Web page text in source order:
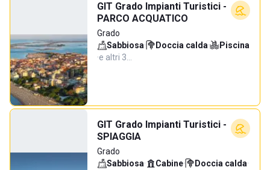
GIT Grado Impianti Turistici -
PARCO ACQUATICO
Grado
Sabbiosa· Doccia calda·
Piscina
·e altri 3…
GIT Grado Impianti Turistici -
SPIAGGIA
Grado
Sabbiosa· Cabine· Doccia calda·